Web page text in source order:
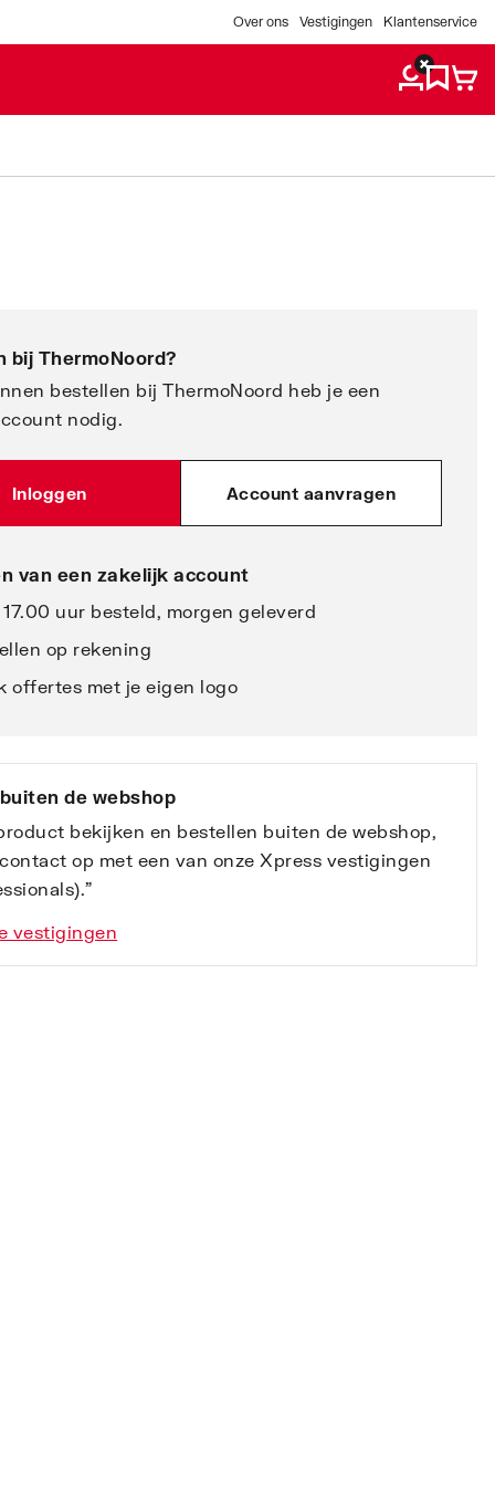
Over ons Vestigingen Klantenservice
bij ThermoNoord?
bestellen bij ThermoNoord heb je een
nodig.
Inloggen Account aanvragen
van een zakelijk account
17.00 uur besteld, morgen geleverd
op rekening
offertes met je eigen logo
de webshop
bekijken en bestellen buiten de webshop,
op met een van onze Xpress vestigingen
vestigingen